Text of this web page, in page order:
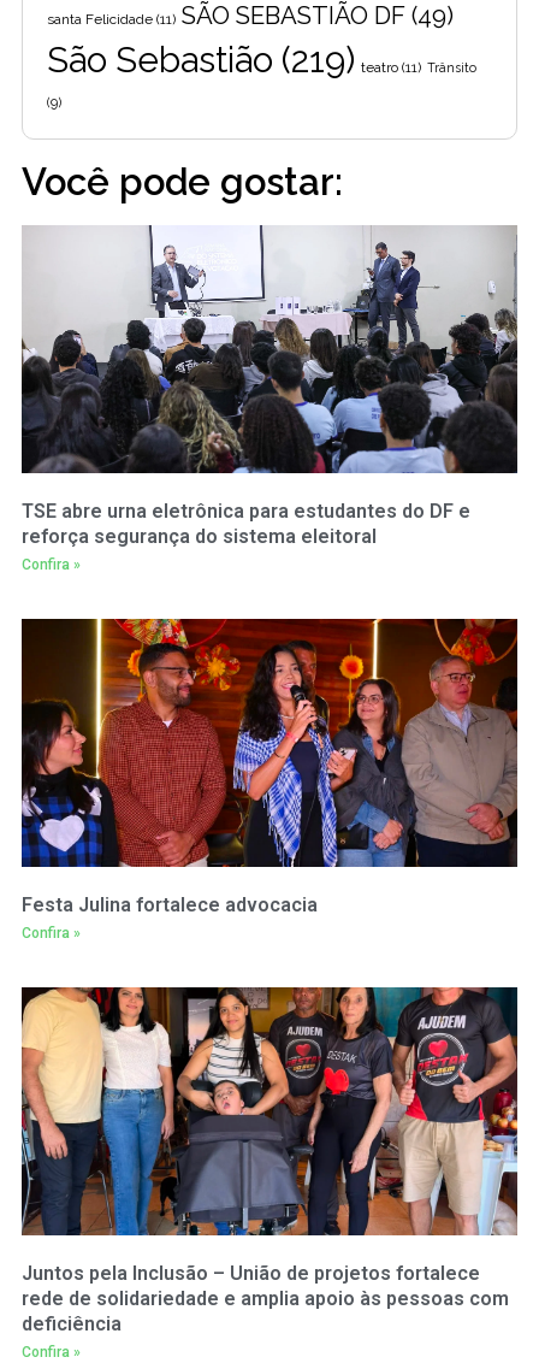
santa Felicidade (11) SÃO SEBASTIÃO DF (49)
São Sebastião (219) teatro (11) Trânsito
(9)
Você pode gostar:
TSE abre urna eletrônica para estudantes do DF e
reforça segurança do sistema eleitoral
Confira »
Festa Julina fortalece advocacia
Confira »
Juntos pela Inclusão – União de projetos fortalece
rede de solidariedade e amplia apoio às pessoas com
deficiência
Confira »